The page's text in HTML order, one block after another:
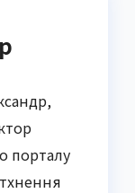
порталу